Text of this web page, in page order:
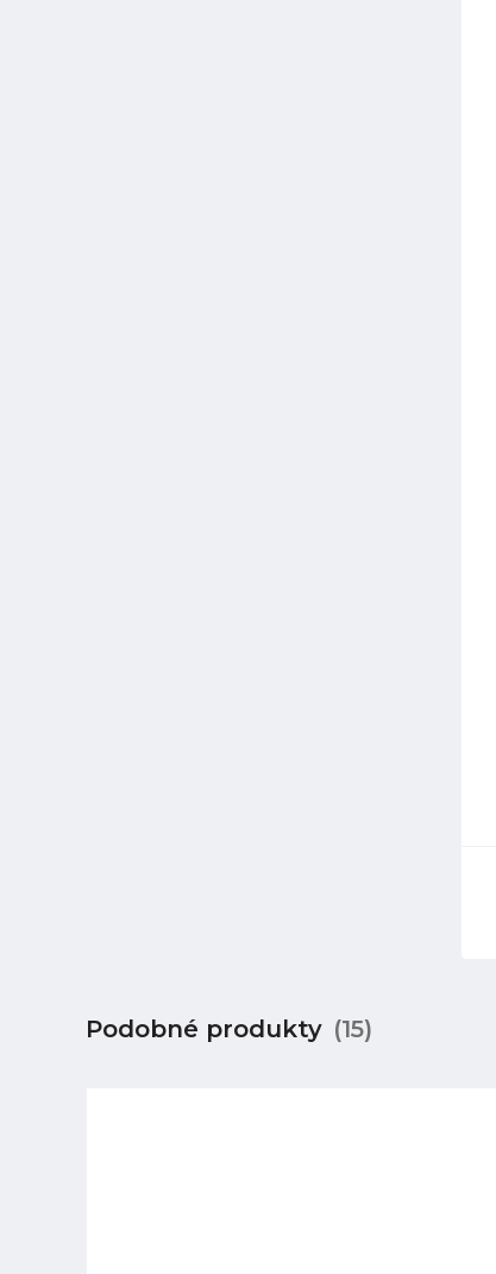
Podobné produkty (15)